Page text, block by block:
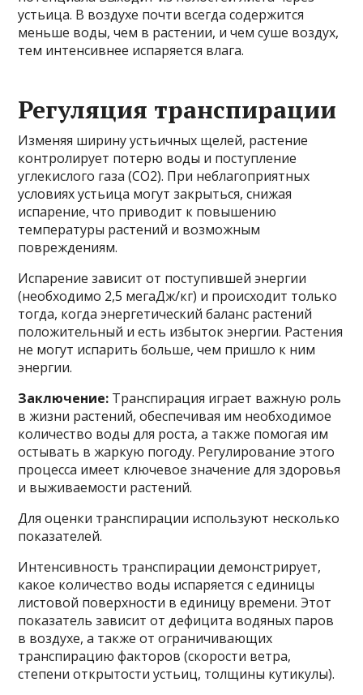
устьица. В воздухе почти всегда содержится
меньше воды, чем в растении, и чем суше воздух,
тем интенсивнее испаряется влага.
Регуляция транспирации
Изменяя ширину устьичных щелей, растение
контролирует потерю воды и поступление
углекислого газа (СО2). При неблагоприятных
условиях устьица могут закрыться, снижая
испарение, что приводит к повышению
температуры растений и возможным
повреждениям.
Испарение зависит от поступившей энергии
(необходимо 2,5 мегаДж/кг) и происходит только
тогда, когда энергетический баланс растений
положительный и есть избыток энергии. Растения
не могут испарить больше, чем пришло к ним
энергии.
Заключение: Транспирация играет важную роль
в жизни растений, обеспечивая им необходимое
количество воды для роста, а также помогая им
остывать в жаркую погоду. Регулирование этого
процесса имеет ключевое значение для здоровья
и выживаемости растений.
Для оценки транспирации используют несколько
показателей.
Интенсивность транспирации демонстрирует,
какое количество воды испаряется с единицы
листовой поверхности в единицу времени. Этот
показатель зависит от дефицита водяных паров
в воздухе, а также от ограничивающих
транспирацию факторов (скорости ветра,
степени открытости устьиц, толщины кутикулы).